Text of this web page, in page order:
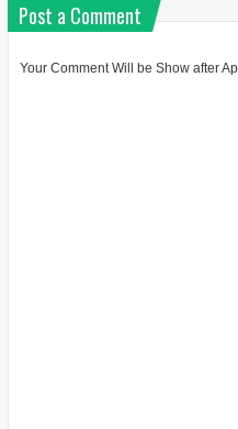
Post a Comment
Your Comment Will be Show after